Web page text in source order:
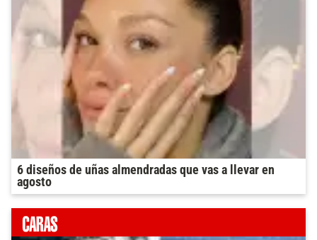
6 diseños de uñas almendradas que vas a llevar en
agosto